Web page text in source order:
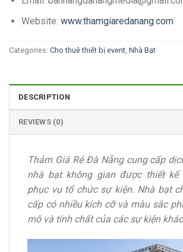
Website: www.thamgiaredanang.com
Categories: Cho thuê thiết bị event Nhà Bạt
DESCRIPTION
REVIEWS (0)
Thảm Giá Rẻ Đà Nẵng cung cấp
nhà bạt không gian được thiết kế
phục vụ tổ chức sự kiện. Nhà bạt
cấp có nhiều kích cỡ và màu sắc
mô và tính chất của các sự kiện